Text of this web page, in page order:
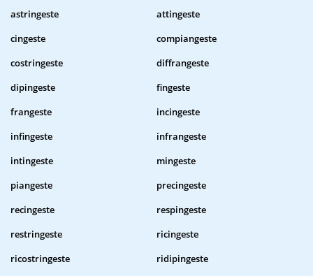
astringeste
attingeste
cingeste
compiangeste
costringeste
diffrangeste
dipingeste
fingeste
frangeste
incingeste
infingeste
infrangeste
intingeste
mingeste
piangeste
precingeste
recingeste
respingeste
restringeste
ricingeste
ricostringeste
ridipingeste